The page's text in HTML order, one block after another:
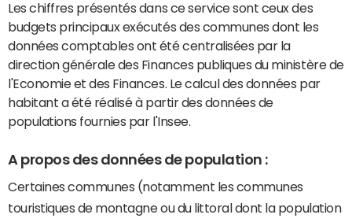
Les chiffres présentés dans ce service sont ceux des
budgets principaux exécutés des communes dont les
données comptables ont été centralisées par la
direction générale des Finances publiques du ministère de
l'Economie et des Finances. Le calcul des données par
habitant a été réalisé à partir des données de
populations fournies par l'Insee.
A propos des données de population :
Certaines communes (notamment les communes
touristiques de montagne ou du littoral dont la population